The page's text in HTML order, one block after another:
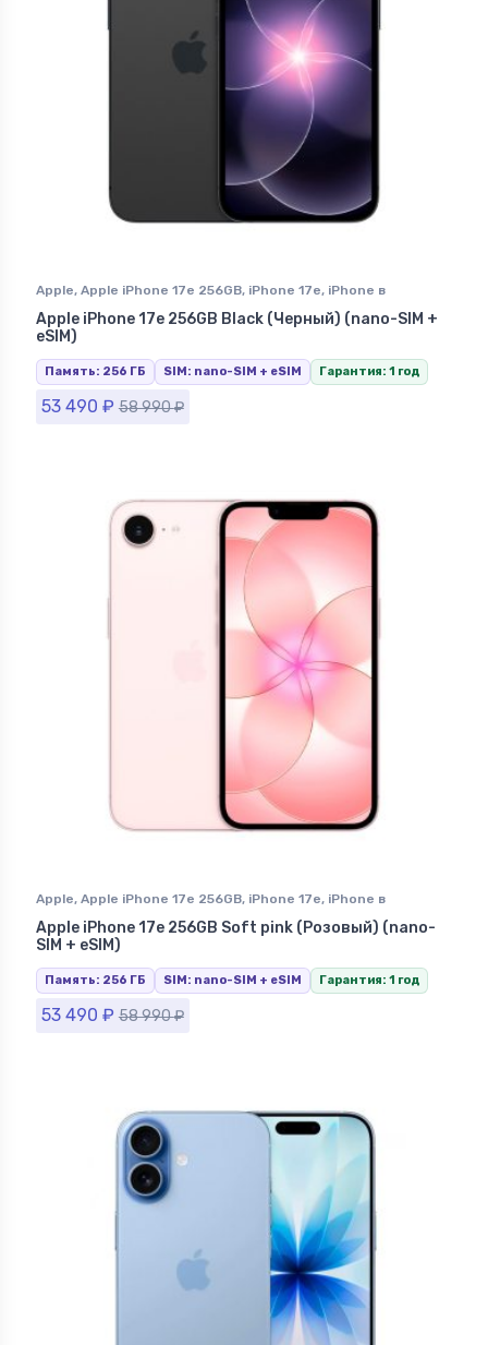
Apple, Apple iPhone 17e 256GB, iPhone 17e, iPhone в
Ставрополе
Apple iPhone 17e 256GB Black (Черный) (nano-SIM +
eSIM)
Память: 256 ГБ SIM: nano-SIM + eSIM Гарантия: 1 год
53 490 ₽ 58 990₽
Apple, Apple iPhone 17e 256GB, iPhone 17e, iPhone в
Ставрополе
Apple iPhone 17e 256GB Soft pink (Розовый) (nano-
SIM + eSIM)
Память: 256 ГБ SIM: nano-SIM + eSIM Гарантия: 1 год
53 490 ₽ 58 990₽